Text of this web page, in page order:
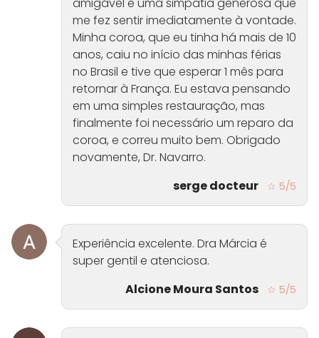
amigável e uma simpatia generosa que
me fez sentir imediatamente à vontade.
Minha coroa, que eu tinha há mais de 10
anos, caiu no início das minhas férias
no Brasil e tive que esperar 1 mês para
retornar à França. Eu estava pensando
em uma simples restauração, mas
finalmente foi necessário um reparo da
coroa, e correu muito bem. Obrigado
novamente, Dr. Navarro.
serge docteur
☆ 5/5
Experiência excelente. Dra Márcia é
super gentil e atenciosa.
Alcione Moura Santos
☆ 5/5